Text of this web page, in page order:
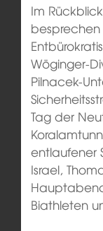
Im
Wöginger-
Pilnacek-
Tag der
entlaufener
Israel,
Biathleten